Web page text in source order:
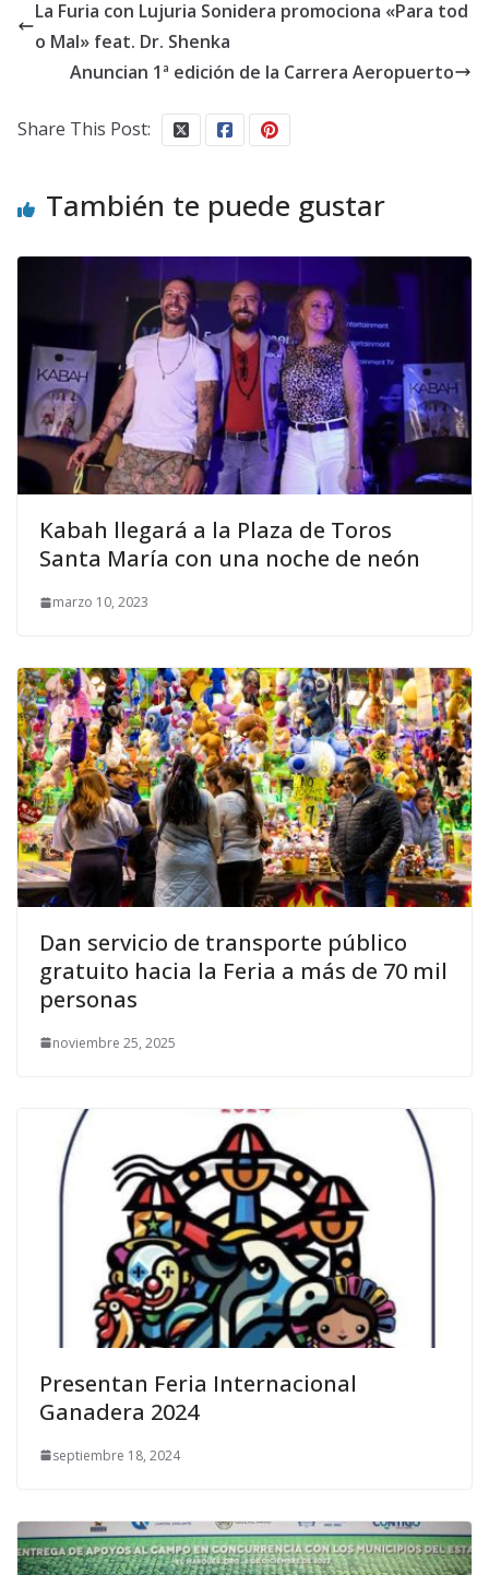
La Furia con Lujuria Sonidera promociona «Para tod
o Mal» feat. Dr. Shenka
Anuncian 1ª edición de la Carrera Aeropuerto
Share This Post:
También te puede gustar
Kabah llegará a la Plaza de Toros
Santa María con una noche de neón
marzo 10, 2023
Dan servicio de transporte público
gratuito hacia la Feria a más de 70 mil
personas
noviembre 25, 2025
Presentan Feria Internacional
Ganadera 2024
septiembre 18, 2024